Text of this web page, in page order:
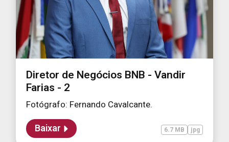
Diretor de Negócios BNB - Vandir
Farias - 2
Fotógrafo: Fernando Cavalcante.
Baixar 6.7 MB jpg